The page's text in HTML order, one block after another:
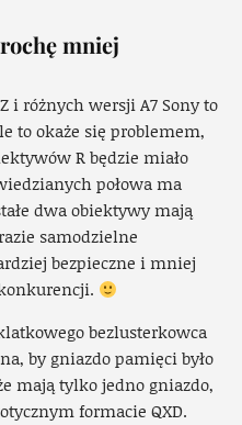
mniej
i różnych wersji A7 Sony to
to okaże się problemem,
R będzie miało
połowa ma
dwa obiektywy mają
samodzielne
bezpieczne i mniej
bezlusterkowca
by gniazdo pamięci było
mają tylko jedno gniazdo,
formacie QXD.